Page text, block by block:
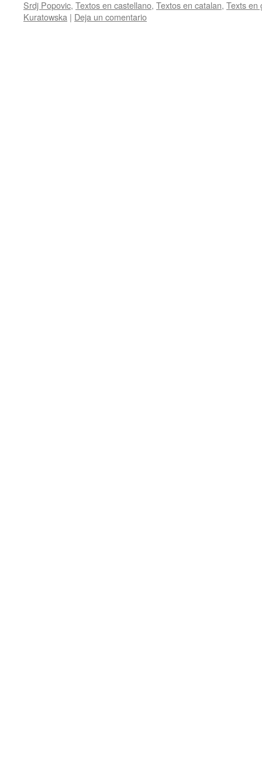
Srdj Popovic, Textos en castellano, Textos en catalan, Texts en
Kuratowska | Deja un comentario